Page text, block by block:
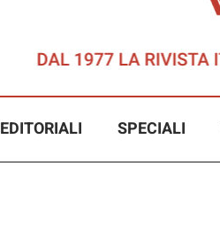
EDITORIALI SPECIALI